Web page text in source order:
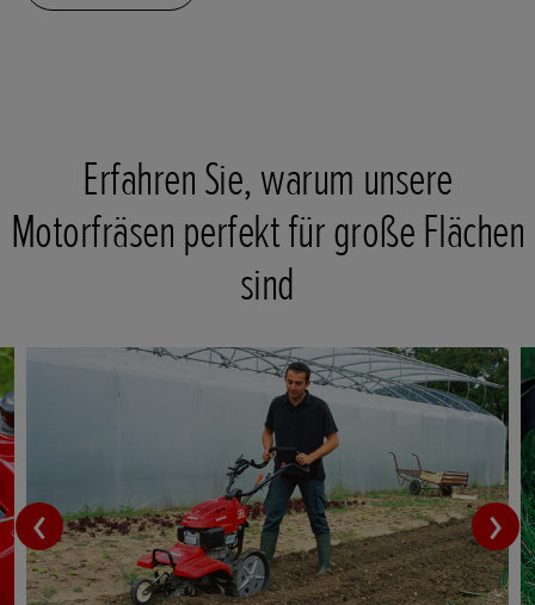
Erfahren Sie, warum unsere
Motorfräsen perfekt für große Flächen
sind